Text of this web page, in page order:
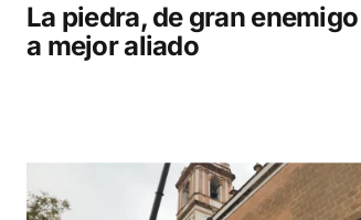
La piedra, de gran enemigo
a mejor aliado